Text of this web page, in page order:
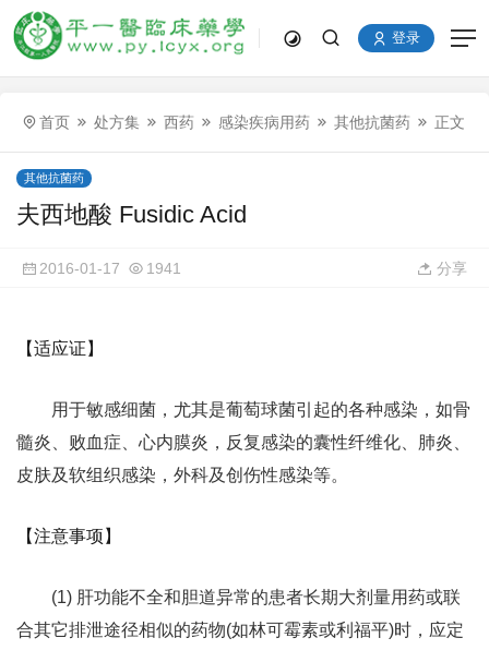
登录
首页 处方集 西药 感染疾病用药 其他抗菌药 正文
其他抗菌药
夫西地酸 Fusidic Acid
2016-01-17 1941 分享
【适应证】
用于敏感细菌，尤其是葡萄球菌引起的各种感染，如骨
髓炎、败血症、心内膜炎，反复感染的囊性纤维化、肺炎、
皮肤及软组织感染，外科及创伤性感染等。
【注意事项】
(1) 肝功能不全和胆道异常的患者长期大剂量用药或联
合其它排泄途径相似的药物(如林可霉素或利福平)时，应定